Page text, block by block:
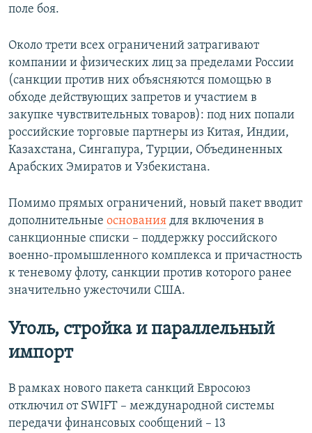
поле боя.
Около трети всех ограничений затрагивают
компании и физических лиц за пределами России
(санкции против них объясняются помощью в
обходе действующих запретов и участием в
закупке чувствительных товаров): под них попали
российские торговые партнеры из Китая, Индии,
Казахстана, Сингапура, Турции, Объединенных
Арабских Эмиратов и Узбекистана.
Помимо прямых ограничений, новый пакет вводит
дополнительные основания для включения в
санкционные списки – поддержку российского
военно-промышленного комплекса и причастность
к теневому флоту, санкции против которого ранее
значительно ужесточили США.
Уголь, стройка и параллельный
импорт
В рамках нового пакета санкций Евросоюз
отключил от SWIFT – международной системы
передачи финансовых сообщений – 13